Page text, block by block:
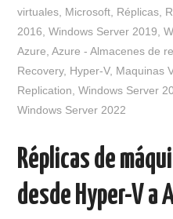
virtuales Microsoft Réplicas
2016 ,Windows Server 2019 ,
Azure ,Azure - Almacenes de
Recovery, Hyper-V, Maquinas
Replication ,Windows Server
Windows Server 2022
Réplicas de
desde Hyper-V a